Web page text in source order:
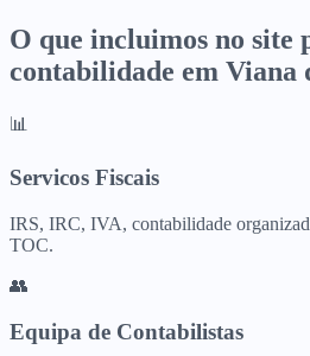
O que incluimos no site
contabilidade em Viana
📊
Servicos Fiscais
IRS, IRC, IVA, contabilidade
TOC.
👥
Equipa de Contabilistas